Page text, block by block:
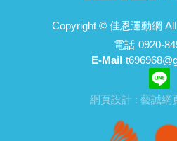
Copyright © 佳恩運動網
電話 0920-
E-Mail
網頁設計 : 藝誠網